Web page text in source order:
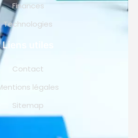
Finances
Technologies
Liens utiles
Contact
légales
Sitemap